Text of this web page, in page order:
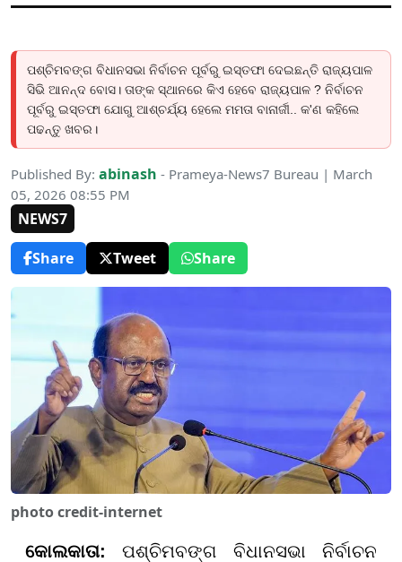
ପଶ୍ଚିମବଙ୍ଗ ବିଧାନସଭା ନିର୍ବାଚନ ପୂର୍ବରୁ ଇସ୍ତଫା ଦେଇଛନ୍ତି ରାଜ୍ୟପାଳ
ସିଭି ଆନନ୍ଦ ବୋସ। ତାଙ୍କ ସ୍ଥାନରେ କିଏ ହେବେ ରାଜ୍ୟପାଳ ? ନିର୍ବାଚନ
ପୂର୍ବରୁ ଇସ୍ତଫା ଯୋଗୁ ଆଶ୍ଚର୍ଯ୍ୟ ହେଲେ ମମତା ବାନାର୍ଜୀ.. କ'ଣ କହିଲେ
ପଢନ୍ତୁ ଖବର।
Published By: abinash - Prameya-News7 Bureau | March
05, 2026 08:55 PM
NEWS7
Share
Tweet Share
photo credit-internet
କୋଲକାତା:ପଶ୍ଚିମବଙ୍ଗ ବିଧାନସଭା ନିର୍ବାଚନ